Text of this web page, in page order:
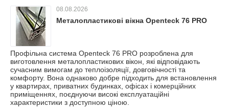
08.08.2026
Металопластикові вікна Openteck 76 PRO
Профільна система Openteck 76 PRO розроблена для
виготовлення металопластикових вікон, які відповідають
сучасним вимогам до теплоізоляції, довговічності та
комфорту. Вона однаково добре підходить для встановлення
у квартирах, приватних будинках, офісах і комерційних
приміщеннях, поєднуючи високі експлуатаційні
характеристики з доступною ціною.